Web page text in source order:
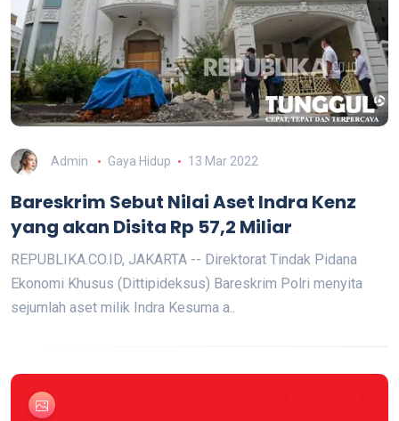
Admin Gaya Hidup 13 Mar 2022
Bareskrim Sebut Nilai Aset Indra Kenz
yang akan Disita Rp 57,2 Miliar
REPUBLIKA.CO.ID, JAKARTA -- Direktorat Tindak Pidana
Ekonomi Khusus (Dittipideksus) Bareskrim Polri menyita
sejumlah aset milik Indra Kesuma a..